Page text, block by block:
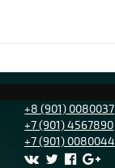
+8 (901) 0080037
+7 (901) 4567890
+7 (901) 0080044